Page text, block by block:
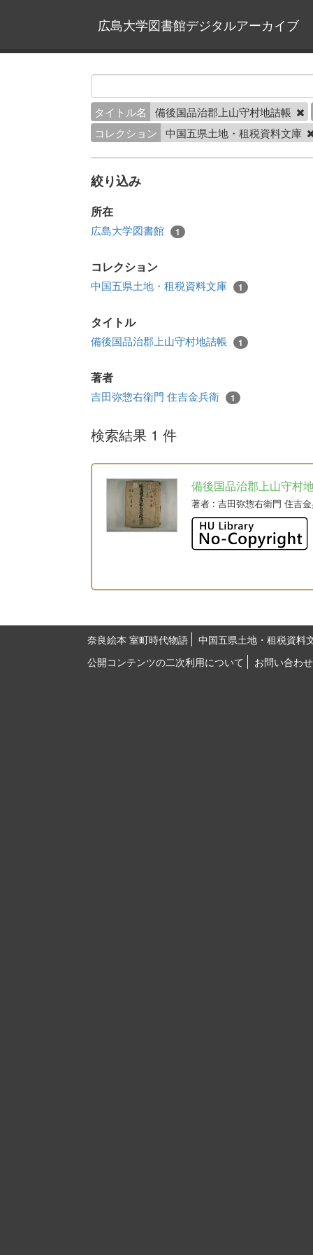
広島大学図書館デジタルアーカイブ
タイトル名
備後国品治郡上山守村地詰帳
コレクション
中国五県土地・租税資料文庫
絞り込み
所在
広島大学図書館 1
コレクション
中国五県土地・租税資料文庫 1
タイトル
備後国品治郡上山守村地詰帳 1
著者
吉田弥惣右衛門 住吉金兵衛 1
検索結果 1 件
備後国品治郡上山守村
著者 : 吉田弥惣右衛門 住吉
奈良絵本 室町時代物語
中国五県土地・租税資料
公開コンテンツの二次利用について
お問い合わせ